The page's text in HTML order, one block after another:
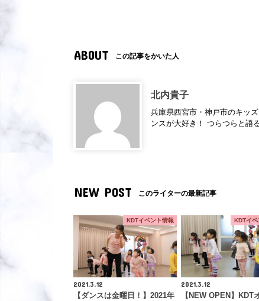
ABOUT この記事をかいた人
北内貴子
兵庫県西宮市・神戸市のキッ
ンスが大好き！ つらつらと語
NEW POST このライターの最新記事
KDTイベント情報
2021.3.12
【ダンスは金曜日！】2021年
KDTイベ
2021.3.12
【NEW OPEN】KDT